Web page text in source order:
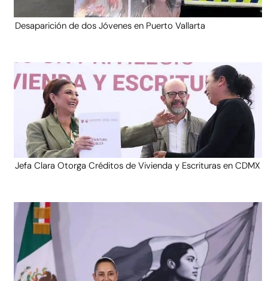
Desaparición de dos Jóvenes en Puerto Vallarta
Jefa Clara Otorga Créditos de Vivienda y Escrituras en CDMX